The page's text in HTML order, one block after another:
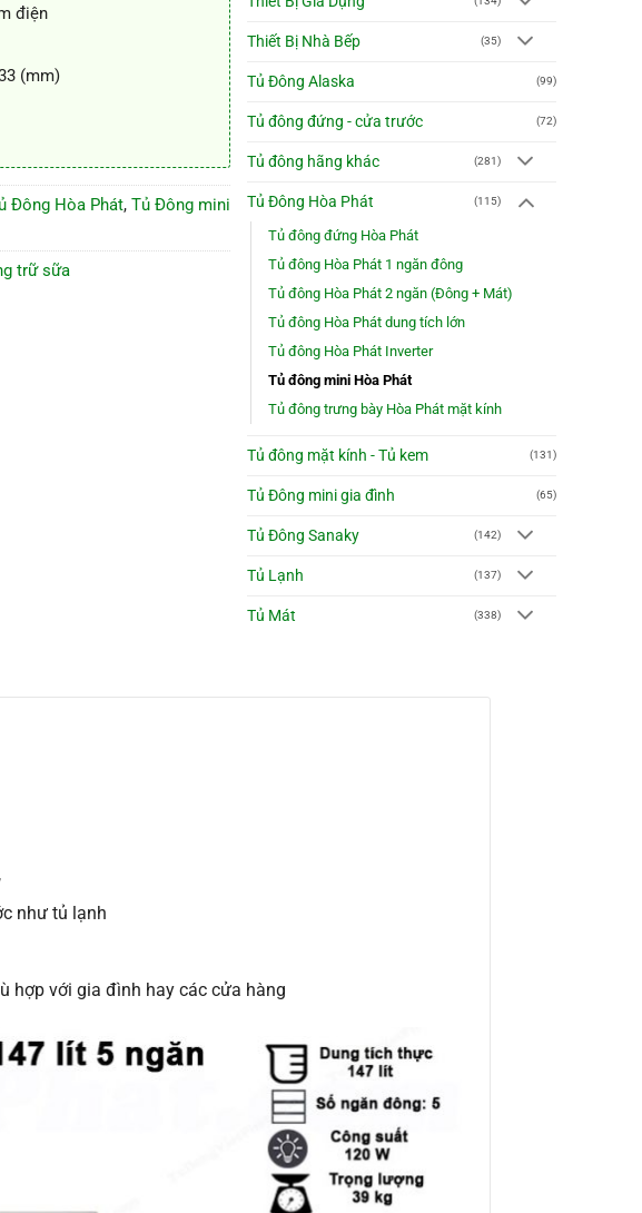
điện
(mm)
Đông Hòa Phát, Tủ Đông mini
trữ sữa
Thiết Bị Nhà Bếp (35)
Tủ Đông Alaska (99)
Tủ đông đứng - cửa trước (72)
Tủ đông hãng khác (281)
Tủ Đông Hòa Phát (115)
Tủ đông đứng Hòa Phát
Tủ đông Hòa Phát 1 ngăn đông
Tủ đông Hòa Phát 2 ngăn (Đông + Mát)
Tủ đông Hòa Phát dung tích lớn
Tủ đông Hòa Phát Inverter
Tủ đông mini Hòa Phát
Tủ đông trưng bày Hòa Phát mặt kính
Tủ đông mặt kính - Tủ kem (131)
Tủ Đông mini gia đình (65)
Tủ Đông Sanaky (142)
Tủ Lạnh (137)
Tủ Mát (338)
như tủ lạnh
hợp với gia đình hay các cửa hàng